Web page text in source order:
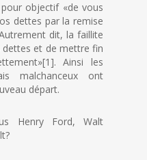
objectif «de vous
dettes par la remise
dit, la faillite
dettes et de mettre fin
Ainsi les
malchanceux ont
départ.
Henry Ford, Walt